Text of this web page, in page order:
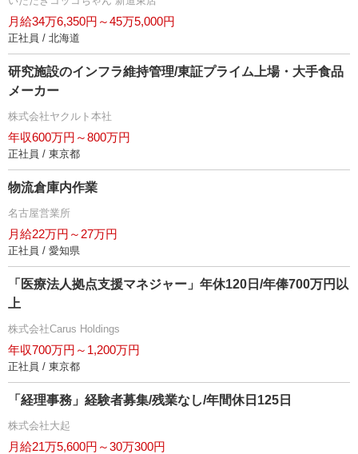
月給34万6,350円～45万5,000円
正社員 / 北海道
研究施設のインフラ維持管理/東証プライム上場・大手食品
メーカー
株式会社ヤクルト本社
年収600万円～800万円
正社員 / 東京都
物流倉庫内作業
名古屋営業所
月給22万円～27万円
正社員 / 愛知県
「医療法人拠点支援マネジャー」年休120日/年俸700万円以
上
株式会社Carus Holdings
年収700万円～1,200万円
正社員 / 東京都
「経理事務」経験者募集/残業なし/年間休日125日
株式会社大起
月給21万5,600円～30万300円